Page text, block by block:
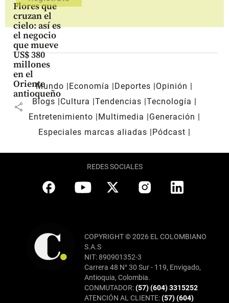
Flores que
cruzan el
cielo: así es
el negocio
que mueve
US$ 380
millones
en el
Oriente
antioqueño
share
Mundo Economía Deportes
Opinión
Blogs
Cultura Tendencias Tecnología
Entretenimiento
Multimedia
Generación
Especiales marcas aliadas
Pódcast
REDES SOCIALES
COPYRIGHT © 2026 EL COLOMBIANO
S.A.S
NIT: 890901352-3
Carrera 48 N° 30 Sur - 119, Envigado,
Antioquia, Colombia.
CONMUTADOR:(57) (604) 3315252
ATENCIÓN AL CLIENTE:(57) (604)